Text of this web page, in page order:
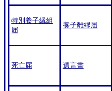
特別養子縁組
届
養子離縁届
死亡届 遺言書